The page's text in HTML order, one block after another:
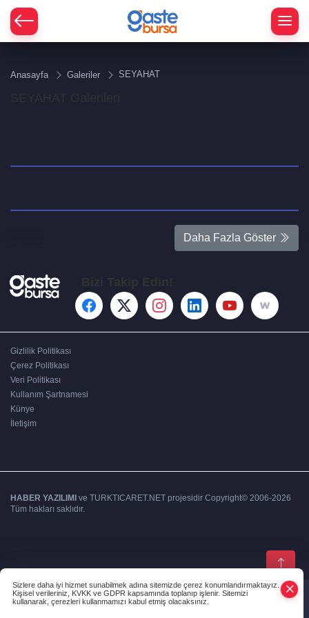
Anasayfa Galeriler SEYAHAT
Daha Fazla Göster
Gizlilik Politikası
Çerez Politikası
Veri Politikası
Kullanım Şartnamesi
Künye
İletişim
HABER YAZILIMI ve TURKTICARET.NET projesidir Copyright© 2006-2026
Tüm hakları saklıdır.
Sizlere daha iyi hizmet sunabilmek adına sitemizde çerez konumlandırmaktayız.
Kişisel verileriniz, KVKK ve GDPR kapsamında toplanıp işlenir. Sitemizi
kullanarak, çerezleri kullanmamızı kabul etmiş olacaksınız.